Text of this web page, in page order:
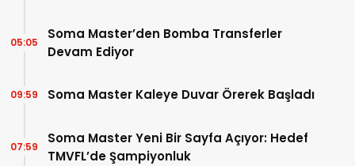
Soma Master’den Bomba Transferler
Devam Ediyor
05:05
Soma Master Kaleye Duvar Örerek Başladı
09:59
Soma Master Yeni Bir Sayfa Açıyor: Hedef
TMVFL’de Şampiyonluk
07:59